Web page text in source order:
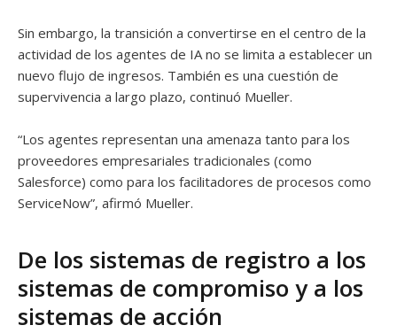
Sin embargo, la transición a convertirse en el centro de la
actividad de los agentes de IA no se limita a establecer un
nuevo flujo de ingresos. También es una cuestión de
supervivencia a largo plazo, continuó Mueller.
“Los agentes representan una amenaza tanto para los
proveedores empresariales tradicionales (como
Salesforce) como para los facilitadores de procesos como
ServiceNow”, afirmó Mueller.
De los sistemas de registro a los
sistemas de compromiso y a los
sistemas de acción